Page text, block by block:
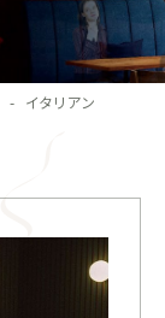
イタリアン